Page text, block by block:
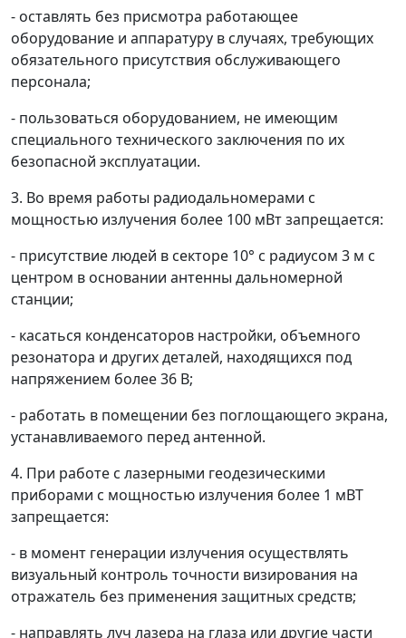
- оставлять без присмотра работающее
оборудование и аппаратуру в случаях, требующих
обязательного присутствия обслуживающего
персонала;
- пользоваться оборудованием, не имеющим
специального технического заключения по их
безопасной эксплуатации.
3. Во время работы радиодальномерами с
мощностью излучения более 100 мВт запрещается:
- присутствие людей в секторе 10° с радиусом 3 м с
центром в основании антенны дальномерной
станции;
- касаться конденсаторов настройки, объемного
резонатора и других деталей, находящихся под
напряжением более 36 В;
- работать в помещении без поглощающего экрана,
устанавливаемого перед антенной.
4. При работе с лазерными геодезическими
приборами с мощностью излучения более 1 мВТ
запрещается:
- в момент генерации излучения осуществлять
визуальный контроль точности визирования на
отражатель без применения защитных средств;
- направлять луч лазера на глаза или другие части